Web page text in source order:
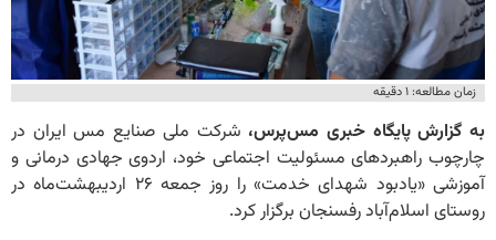
زمان مطالعه: ۱ دقیقه
به گزارش پایگاه خبری مس‌پرس، شرکت ملی صنایع مس ایران در
چارچوب راهبردهای مسئولیت اجتماعی خود، اردوی جهادی درمانی و
آموزشی «یادبود شهدای خدمت» را روز جمعه ۲۶ اردیبهشت‌ماه در
روستای اسلام‌آباد رفسنجان برگزار کرد.